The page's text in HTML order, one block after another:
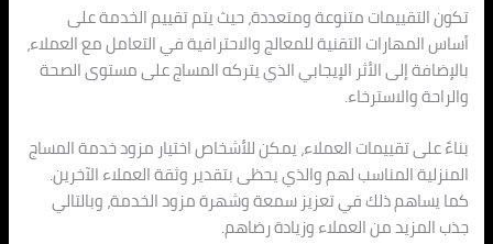
تكون التقييمات متنوعة ومتعددة، حيث يتم تقييم الخدمة على
أساس المهارات التقنية للمعالج والاحترافية في التعامل مع العملاء،
بالإضافة إلى الأثر الإيجابي الذي يتركه المساج على مستوى الصحة
والراحة والاسترخاء.
بناءً على تقييمات العملاء، يمكن للأشخاص اختيار مزود خدمة المساج
المنزلية المناسب لهم والذي يحظى بتقدير وثقة العملاء الآخرين.
كما يساهم ذلك في تعزيز سمعة وشهرة مزود الخدمة، وبالتالي
جذب المزيد من العملاء وزيادة رضاهم.